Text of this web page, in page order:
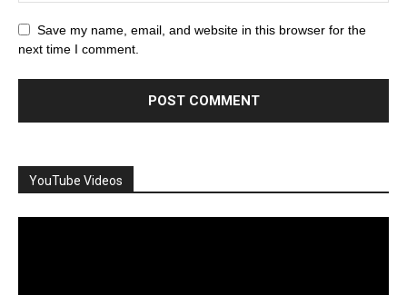
Save my name, email, and website in this browser for the
next time I comment.
YouTube Videos